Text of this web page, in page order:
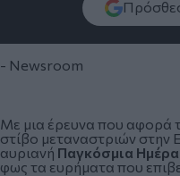
- Newsroom
Με μια έρευνα που αφορά
στίβο μεταναστριών στην
αυριανή Παγκόσμια Ημέρα
φως τα ευρήματα που